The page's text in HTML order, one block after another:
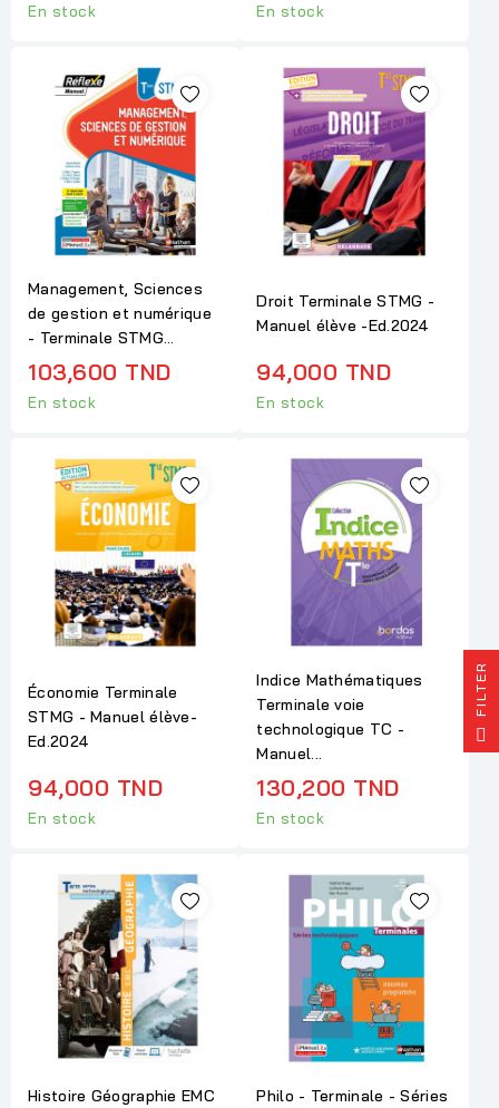
En stock En stock
Management, Sciences
de gestion et numérique
- Terminale STMG...
103,600 TND
En stock
Droit Terminale STMG -
Manuel élève -Ed.2024
94,000 TND
En stock
Économie Terminale
STMG - Manuel élève-
Ed.2024
94,000 TND
En stock
Indice Mathématiques
Terminale voie
technologique TC -
Manuel...
130,200 TND
En stock
Histoire Géographie EMC
Philo - Terminale - Séries
R